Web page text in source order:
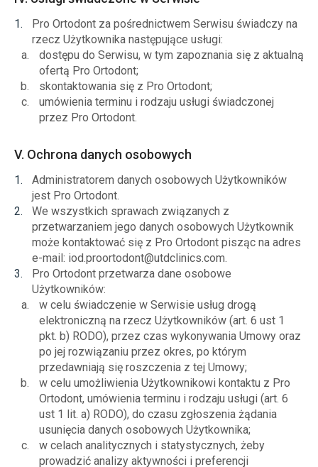
Pro Ortodont za pośrednictwem Serwisu świadczy na
rzecz Użytkownika następujące usługi:
dostępu do Serwisu, w tym zapoznania się z aktualną
ofertą Pro Ortodont;
skontaktowania się z Pro Ortodont;
umówienia terminu i rodzaju usługi świadczonej
przez Pro Ortodont.
V. Ochrona danych osobowych
Administratorem danych osobowych Użytkowników
jest Pro Ortodont.
We wszystkich sprawach związanych z
przetwarzaniem jego danych osobowych Użytkownik
może kontaktować się z Pro Ortodont pisząc na adres
e-mail: iod.proortodont@utdclinics.com.
Pro Ortodont przetwarza dane osobowe
Użytkowników:
w celu świadczenie w Serwisie usług drogą
elektroniczną na rzecz Użytkowników (art. 6 ust 1
pkt. b) RODO), przez czas wykonywania Umowy oraz
po jej rozwiązaniu przez okres, po którym
przedawniają się roszczenia z tej Umowy;
w celu umożliwienia Użytkownikowi kontaktu z Pro
Ortodont, umówienia terminu i rodzaju usługi (art. 6
ust 1 lit. a) RODO), do czasu zgłoszenia żądania
usunięcia danych osobowych Użytkownika;
w celach analitycznych i statystycznych, żeby
prowadzić analizy aktywności i preferencji